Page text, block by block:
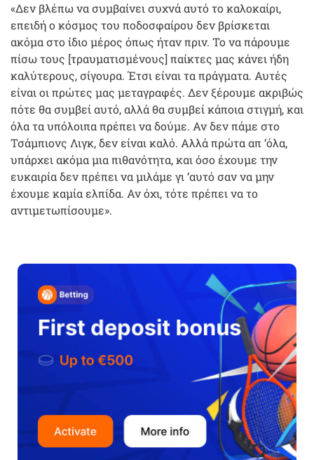
«Δεν βλέπω να συμβαίνει συχνά αυτό το καλοκαίρι,
επειδή ο κόσμος του ποδοσφαίρου δεν βρίσκεται
ακόμα στο ίδιο μέρος όπως ήταν πριν. Το να πάρουμε
πίσω τους [τραυματισμένους] παίκτες μας κάνει ήδη
καλύτερους, σίγουρα. Έτσι είναι τα πράγματα. Αυτές
είναι οι πρώτες μας μεταγραφές. Δεν ξέρουμε ακριβώς
πότε θα συμβεί αυτό, αλλά θα συμβεί κάποια στιγμή, και
όλα τα υπόλοιπα πρέπει να δούμε. Αν δεν πάμε στο
Τσάμπιονς Λιγκ, δεν είναι καλό. Αλλά πρώτα απ ‘όλα,
υπάρχει ακόμα μια πιθανότητα, και όσο έχουμε την
ευκαιρία δεν πρέπει να μιλάμε γι ‘αυτό σαν να μην
έχουμε καμία ελπίδα. Αν όχι, τότε πρέπει να το
αντιμετωπίσουμε».